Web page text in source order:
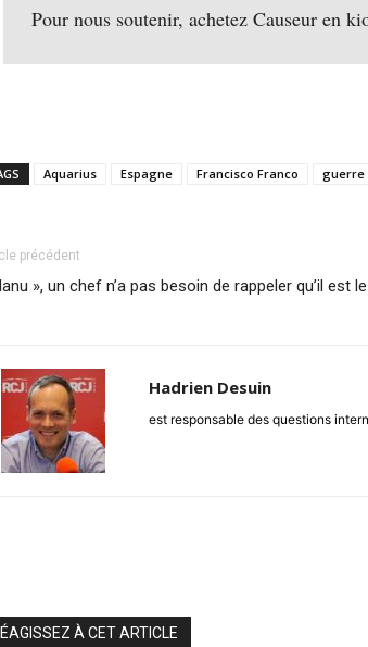
Pour nous soutenir, achetez Causeur en
Aquarius Espagne Francisco Franco guerre
précédent
», un chef n’a pas besoin de rappeler qu’il est
Hadrien Desuin
est responsable des questions
À CET ARTICLE